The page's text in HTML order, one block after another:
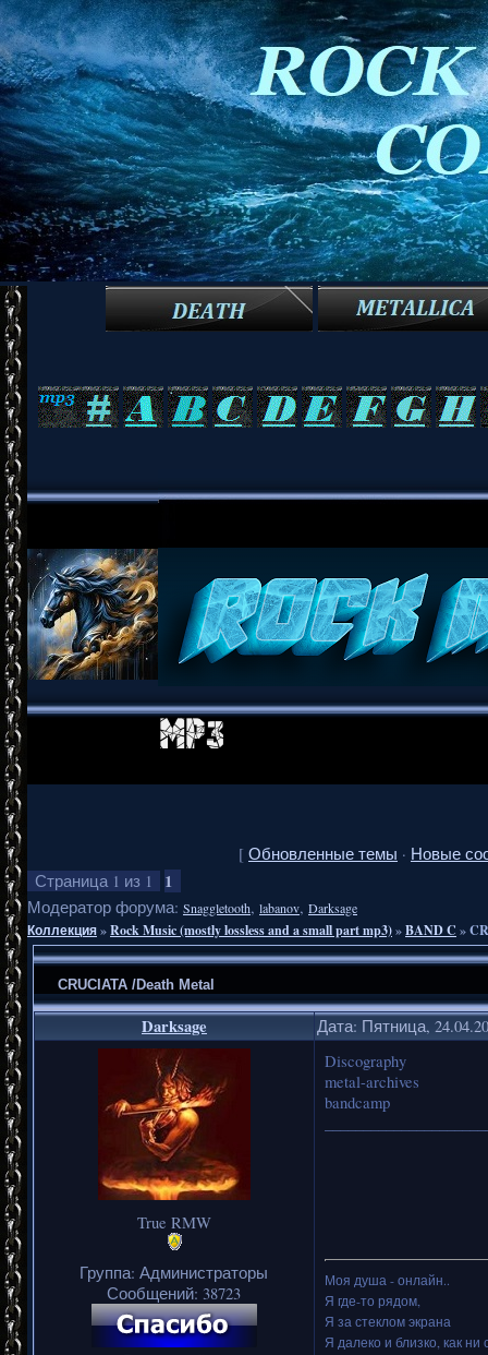
[ Обновленные темы · Новые
Страница 1 из 1 1
Модератор форума: Snaggletooth, labanov, Darksage
Коллекция»Rock Music (mostly lossless and a small part mp3)»BAND C »
CRUCIATA /Death Metal
Darksage Дата: Пятница,
True RMW
Группа: Администраторы
Сообщений: 38723
Discography
metal-archives
bandcamp
Моя душа - онлайн..
Я где-то рядом,
Я за стеклом экрана
Я далеко и близко, как ни